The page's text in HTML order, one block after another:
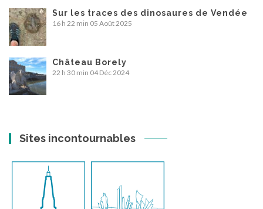
Sur les traces des dinosaures de Vendée
16 h 22 min 05 Août 2025
Château Borely
22 h 30 min 04 Déc 2024
Sites incontournables